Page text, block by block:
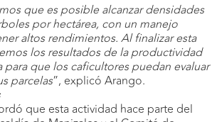
que es posible alcanzar densidades
por hectárea, con un manejo
altos rendimientos. Al finalizar esta
los resultados de la productividad
para que los caficultores puedan evaluar
parcelas”, explicó Arango.
que esta actividad hace parte del